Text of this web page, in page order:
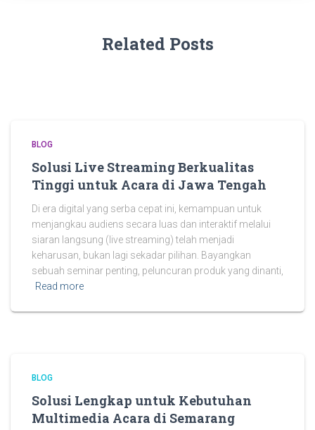
Related Posts
BLOG
Solusi Live Streaming Berkualitas
Tinggi untuk Acara di Jawa Tengah
Di era digital yang serba cepat ini, kemampuan untuk
menjangkau audiens secara luas dan interaktif melalui
siaran langsung (live streaming) telah menjadi
keharusan, bukan lagi sekadar pilihan. Bayangkan
sebuah seminar penting, peluncuran produk yang dinanti,
Read more
BLOG
Solusi Lengkap untuk Kebutuhan
Multimedia Acara di Semarang